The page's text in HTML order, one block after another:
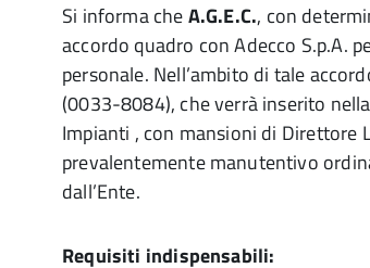
Si informa cheA.G.E.C., con
accordo quadro con Adecco S.p.A.
personale. Nell’ambito di tale
(0033-8084), che verrà inserito
Impianti , con mansioni di Direttore
prevalentemente manutentivo
dall’Ente.
Requisiti indispensabili: